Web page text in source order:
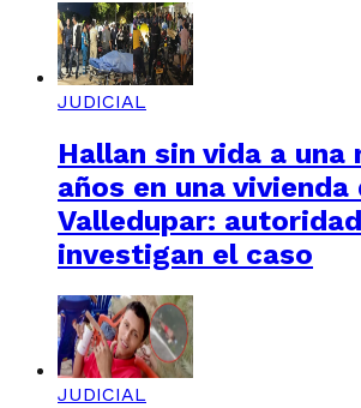
JUDICIAL
Hallan sin vida a una
años en una vivienda
Valledupar:
investigan el caso
JUDICIAL